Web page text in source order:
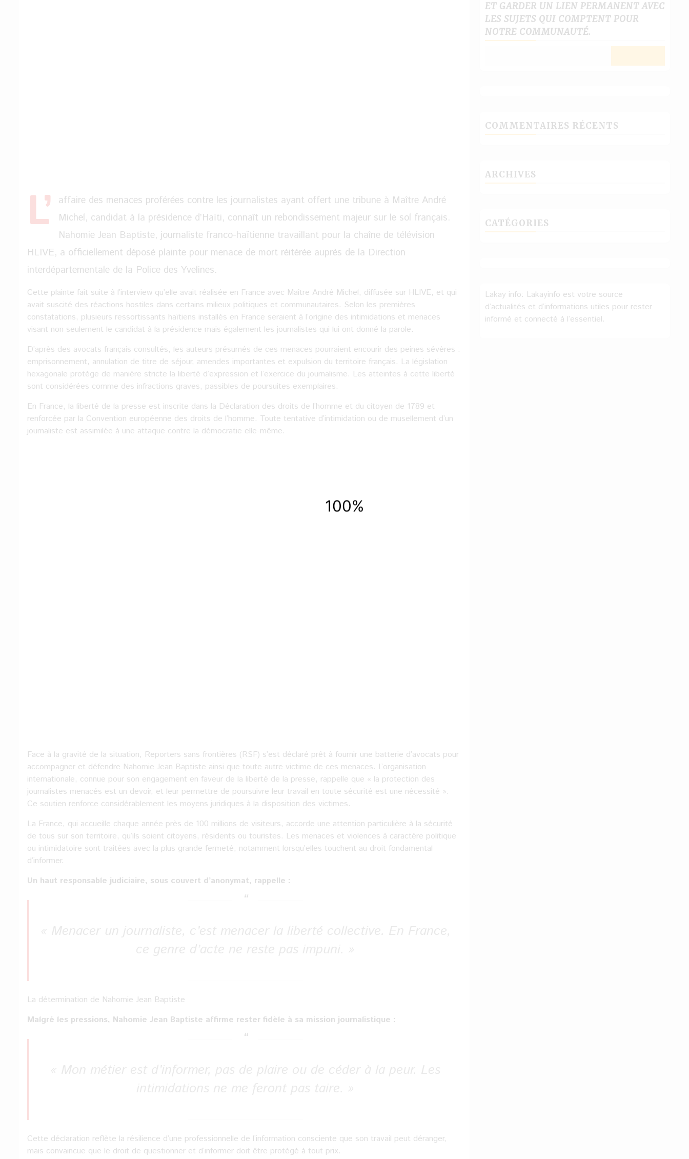
L’
affaire des menaces proférées contre les journalistes ayant offert une tribune à Maître André
Michel, candidat à la présidence d’Haïti, connaît un rebondissement majeur sur le sol français.
Nahomie Jean Baptiste, journaliste franco-haïtienne travaillant pour la chaîne de télévision
HLIVE, a officiellement déposé plainte pour menace de mort réitérée auprès de la Direction
interdépartementale de la Police des Yvelines.
Cette plainte fait suite à l’interview qu’elle avait réalisée en France avec Maître André Michel, diffusée sur HLIVE, et qui
avait suscité des réactions hostiles dans certains milieux politiques et communautaires. Selon les premières
constatations, plusieurs ressortissants haïtiens installés en France seraient à l’origine des intimidations et menaces
visant non seulement le candidat à la présidence mais également les journalistes qui lui ont donné la parole.
D’après des avocats français consultés, les auteurs présumés de ces menaces pourraient encourir des peines sévères :
emprisonnement, annulation de titre de séjour, amendes importantes et expulsion du territoire français. La législation
hexagonale protège de manière stricte la liberté d’expression et l’exercice du journalisme. Les atteintes à cette liberté
sont considérées comme des infractions graves, passibles de poursuites exemplaires.
En France, la liberté de la presse est inscrite dans la Déclaration des droits de l’homme et du citoyen de 1789 et
renforcée par la Convention européenne des droits de l’homme. Toute tentative d’intimidation ou de musellement d’un
journaliste est assimilée à une attaque contre la démocratie elle-même.
Face à la gravité de la situation, Reporters sans frontières (RSF) s’est déclaré prêt à fournir une batterie d’avocats pour
accompagner et défendre Nahomie Jean Baptiste ainsi que toute autre victime de ces menaces. L’organisation
internationale, connue pour son engagement en faveur de la liberté de la presse, rappelle que « la protection des
journalistes menacés est un devoir, et leur permettre de poursuivre leur travail en toute sécurité est une nécessité ».
Ce soutien renforce considérablement les moyens juridiques à la disposition des victimes.
La France, qui accueille chaque année près de 100 millions de visiteurs, accorde une attention particulière à la sécurité
de tous sur son territoire, qu’ils soient citoyens, résidents ou touristes. Les menaces et violences à caractère politique
ou intimidatoire sont traitées avec la plus grande fermeté, notamment lorsqu’elles touchent au droit fondamental
d’informer.
Un haut responsable judiciaire, sous couvert d’anonymat, rappelle :
La détermination de Nahomie Jean Baptiste
Malgré les pressions, Nahomie Jean Baptiste affirme rester fidèle à sa mission journalistique :
Cette déclaration reflète la résilience d’une professionnelle de l’information consciente que son travail peut déranger,
mais convaincue que le droit de questionner et d’informer doit être protégé à tout prix.
ET GARDER UN LIEN PERMANENT AVEC
LES SUJETS QUI COMPTENT POUR
NOTRE COMMUNAUTÉ.
COMMENTAIRES RÉCENTS
ARCHIVES
CATÉGORIES
Lakay info: Lakayinfo est votre source
d’actualités et d’informations utiles pour rester
informé et connecté à l’essentiel.